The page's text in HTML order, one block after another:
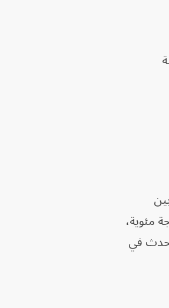
درجة مئوية)، والاحترار الإجمالي (1.43 درجة مئوية) هو 0.13 درجة مئوية،
في